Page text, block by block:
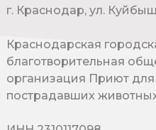
г. Краснодар, ул.
Краснодарская
благотворительная
организация Приют для
пострадавших